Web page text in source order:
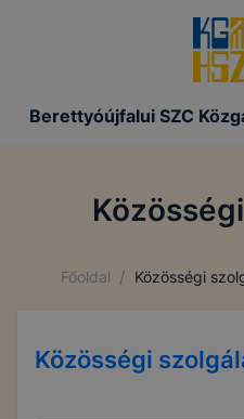
Berettyóújfalui SZC
Főoldal / Közösségi
Közösségi